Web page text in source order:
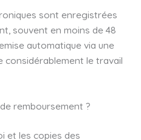
sont enregistrées
souvent en moins de 48
automatique via une
considérablement le travail
remboursement ?
et les copies des